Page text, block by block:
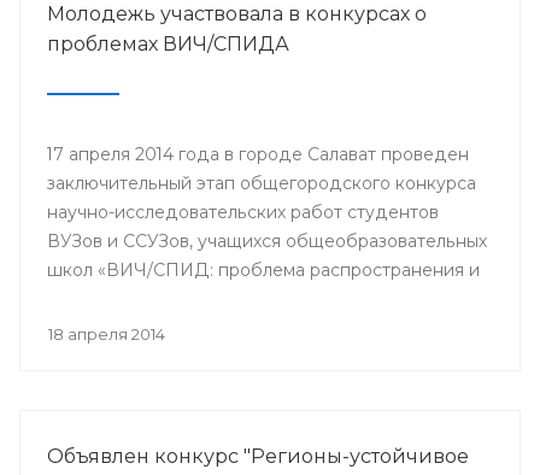
Молодежь участвовала в конкурсах о
проблемах ВИЧ/СПИДА
17 апреля 2014 года в городе Салават проведен
заключительный этап общегородского конкурса
научно-исследовательских работ студентов
ВУЗов и ССУЗов, учащихся общеобразовательных
школ «ВИЧ/СПИД: проблема распространения и
18 апреля 2014
Объявлен конкурс "Регионы-устойчивое